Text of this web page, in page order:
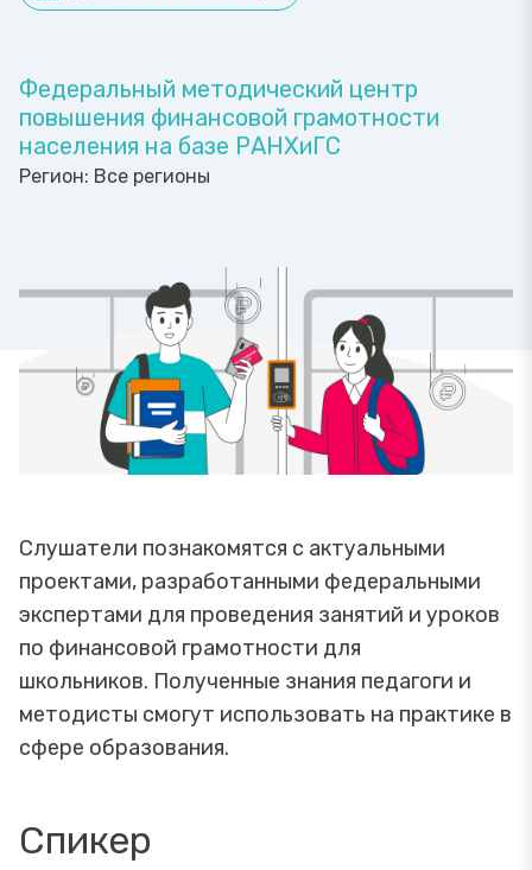
Федеральный методический центр
повышения финансовой грамотности
населения на базе РАНХиГС
Регион: Все регионы
Слушатели познакомятся с актуальными
проектами, разработанными федеральными
экспертами для проведения занятий и уроков
по финансовой грамотности для
школьников. Полученные знания педагоги и
методисты смогут использовать на практике в
сфере образования.
Спикер